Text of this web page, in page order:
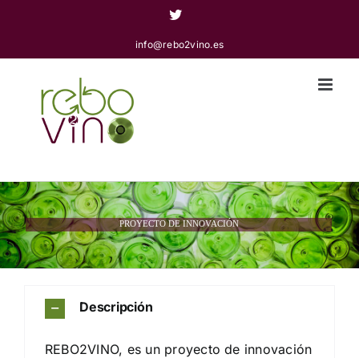
Twitter
info@rebo2vino.es
PROYECTO DE INNOVACIÓN
Descripción
REBO2VINO, es un proyecto de innovación